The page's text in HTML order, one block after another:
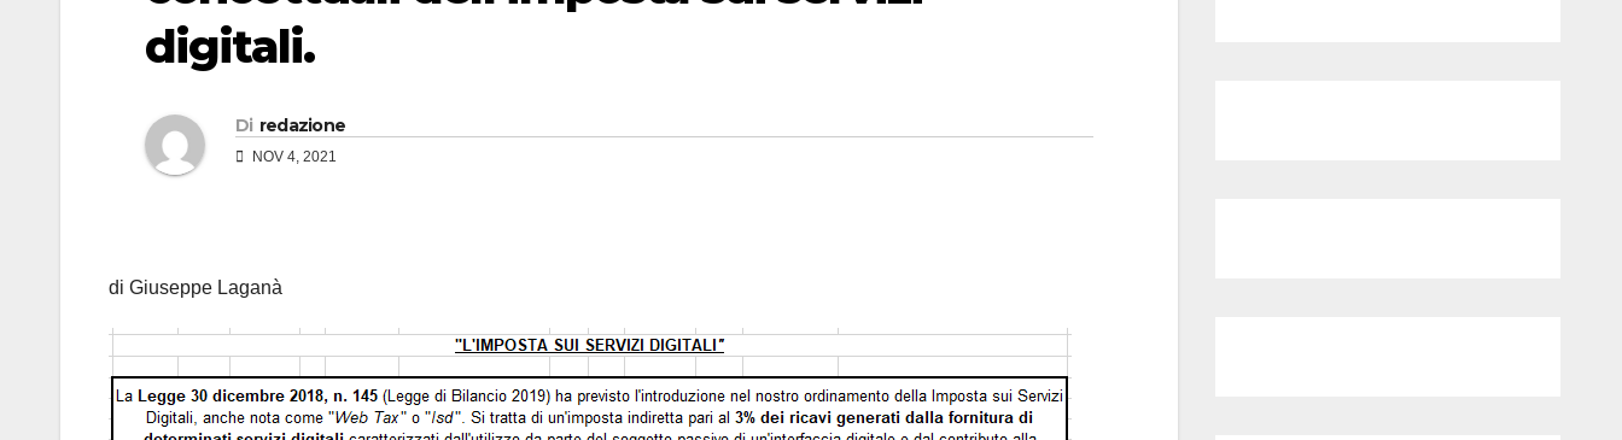
digitali.
Di redazione
NOV 4, 2021
di Giuseppe Laganà